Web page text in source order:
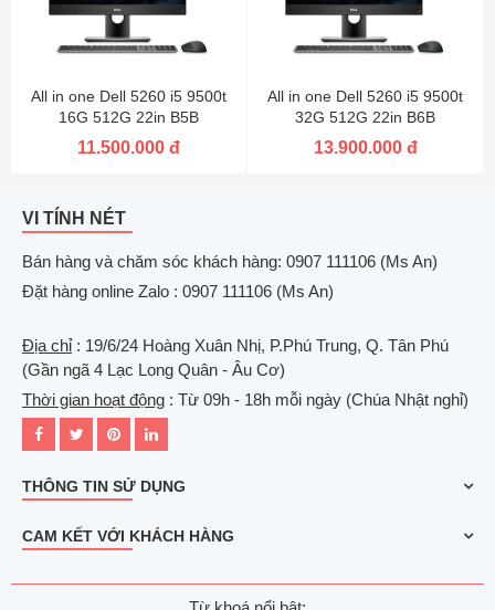
All in one Dell 5260 i5 9500t
16G 512G 22in B5B
11.500.000 đ
All in one Dell 5260 i5 9500t
32G 512G 22in B6B
13.900.000 đ
VI TÍNH NÉT
Bán hàng và chăm sóc khách hàng: 0907 111106 (Ms An)
Đặt hàng online Zalo : 0907 111106 (Ms An)
Địa chỉ: 19/6/24 Hoàng Xuân Nhị, P.Phú Trung, Q. Tân Phú
(Gần ngã 4 Lạc Long Quân - Âu Cơ)
Thời gian hoạt động : Từ 09h - 18h mỗi ngày (Chúa Nhật nghỉ)
THÔNG TIN SỬ DỤNG
CAM KẾT VỚI KHÁCH HÀNG